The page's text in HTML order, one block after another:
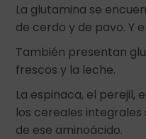
La glutamina se
de cerdo y de pavo. Y
También presentan
frescos y la leche.
La espinaca, el perejil,
los cereales
de ese aminoácido.